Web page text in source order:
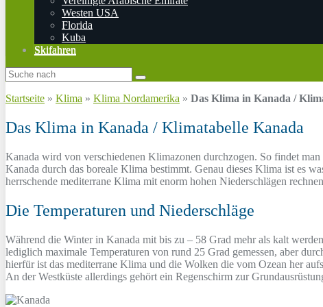
Westen USA
Florida
Kuba
Skifahren
Startseite » Klima » Klima Nordamerika » Das Klima in Kanada /
Das Klima in Kanada / Klimatabelle Kanada
Kanada wird von verschiedenen Klimazonen durchzogen. So findet
Kanada durch das boreale Klima bestimmt. Genau dieses Klima ist es
herrschende mediterrane Klima mit enorm hohen Niederschlägen
Die Temperaturen und Niederschläge
Während die Winter in Kanada mit bis zu – 58 Grad mehr als kalt
lediglich maximale Temperaturen von rund 25 Grad gemessen, aber
hierfür ist das mediterrane Klima und die Wolken die vom Ozean her
An der Westküste allerdings gehört ein Regenschirm zur